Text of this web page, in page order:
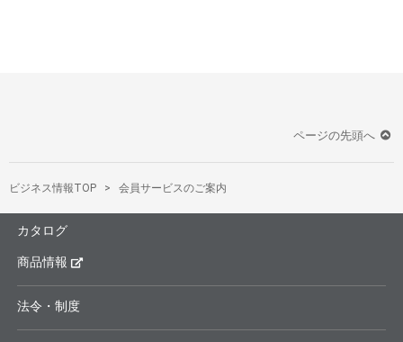
ページの先頭へ
ビジネス情報TOP 会員サービスのご案内
カタログ
商品情報
法令・制度